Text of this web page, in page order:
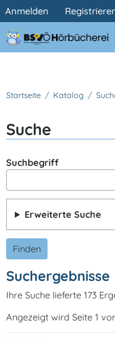
Benutzermenü
Anmelden
Startseite Katalog
Suche
Suchbegriff
Erweiterte Suche
Finden
Suchergebnisse
Ihre Suche lieferte 173
Angezeigt wird Seite 1